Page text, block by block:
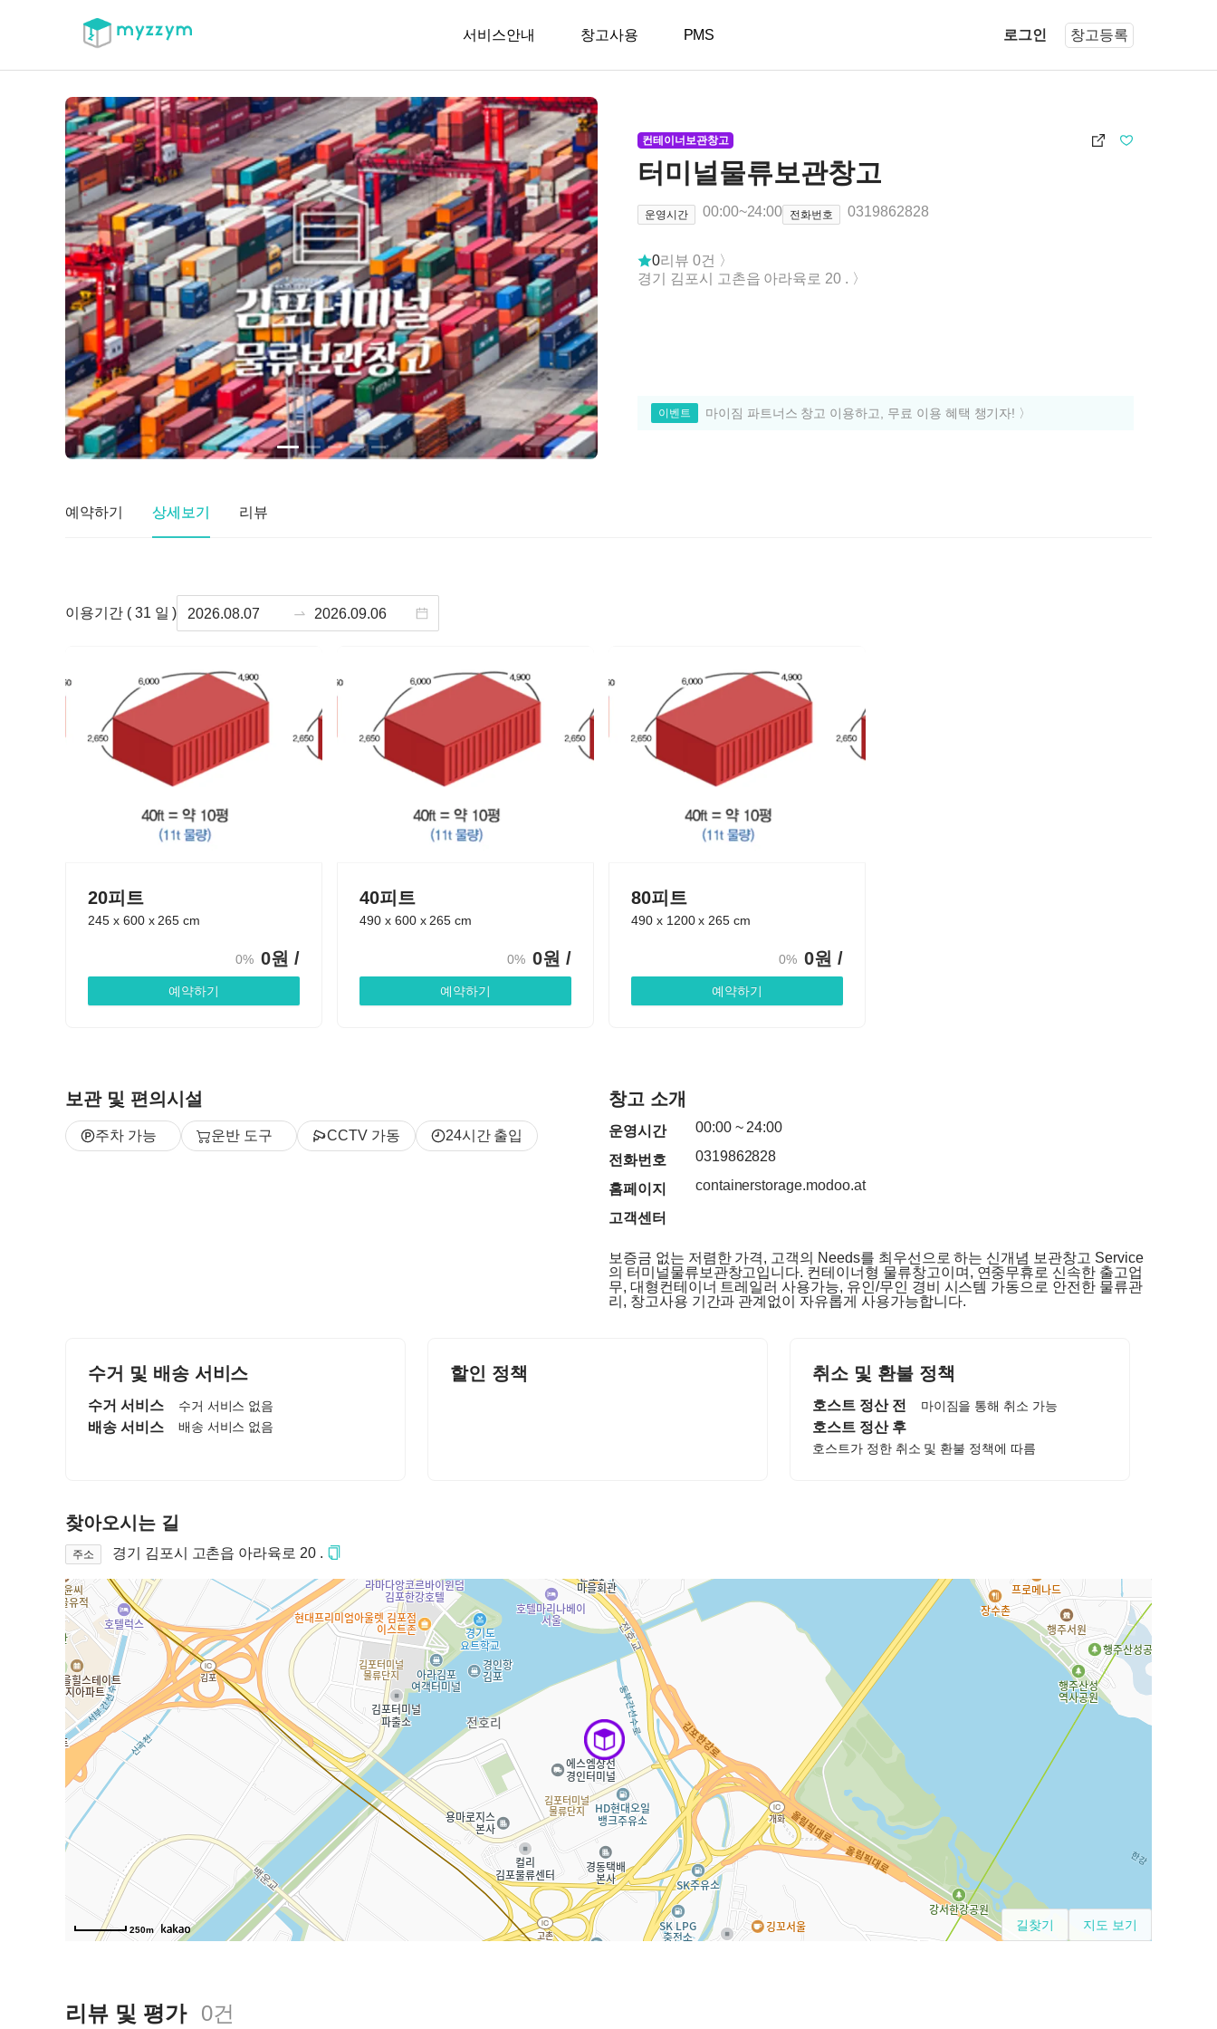
서비스안내 창고사용 PMS 로그인 창고등록
컨테이너보관창고
터미널물류보관창고
운영시간 00:00~24:00 전화번호 0319862828
0리뷰 0건 〉
경기 김포시 고촌읍 아라육로 20 . 〉
이벤트 마이짐 파트너스 창고 이용하고, 무료 이용 혜택 챙기자! 〉
예약하기 상세보기 리뷰
이용기간 ( 31 일 )
20피트
245x 600x 265 cm
0% 0원 /
예약하기
40피트
490x 600x 265 cm
0% 0원 /
예약하기
80피트
490x 1200x 265 cm
0% 0원 /
예약하기
보관 및 편의시설
주차 가능 운반 도구 CCTV 가동 24시간 출입
창고 소개
운영시간 00:00~ 24:00
전화번호 0319862828
홈페이지 containerstorage.modoo.at
고객센터
보증금 없는 저렴한 가격, 고객의 Needs를 최우선으로 하는 신개념 보관창고 Service
의 터미널물류보관창고입니다. 컨테이너형 물류창고이며, 연중무휴로 신속한 출고업
무, 대형컨테이너 트레일러 사용가능, 유인/무인 경비 시스템 가동으로 안전한 물류관
리, 창고사용 기간과 관계없이 자유롭게 사용가능합니다.
수거 및 배송 서비스
수거 서비스 수거 서비스 없음
배송 서비스 배송 서비스 없음
할인 정책 취소 및 환불 정책
호스트 정산 전 마이짐을 통해 취소 가능
호스트 정산 후
호스트가 정한 취소 및 환불 정책에 따름
찾아오시는 길
주소 경기 김포시 고촌읍 아라육로 20 .
길찾기 지도 보기
250m
리뷰 및 평가 0건